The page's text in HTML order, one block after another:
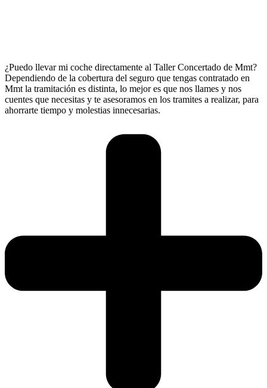
¿Puedo llevar mi coche directamente al Taller Concertado de Mmt?
Dependiendo de la cobertura del seguro que tengas contratado en
Mmt la tramitación es distinta, lo mejor es que nos llames y nos
cuentes que necesitas y te asesoramos en los tramites a realizar, para
ahorrarte tiempo y molestias innecesarias.